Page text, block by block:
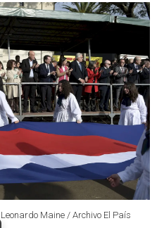
Leonardo Maine / Archivo El País